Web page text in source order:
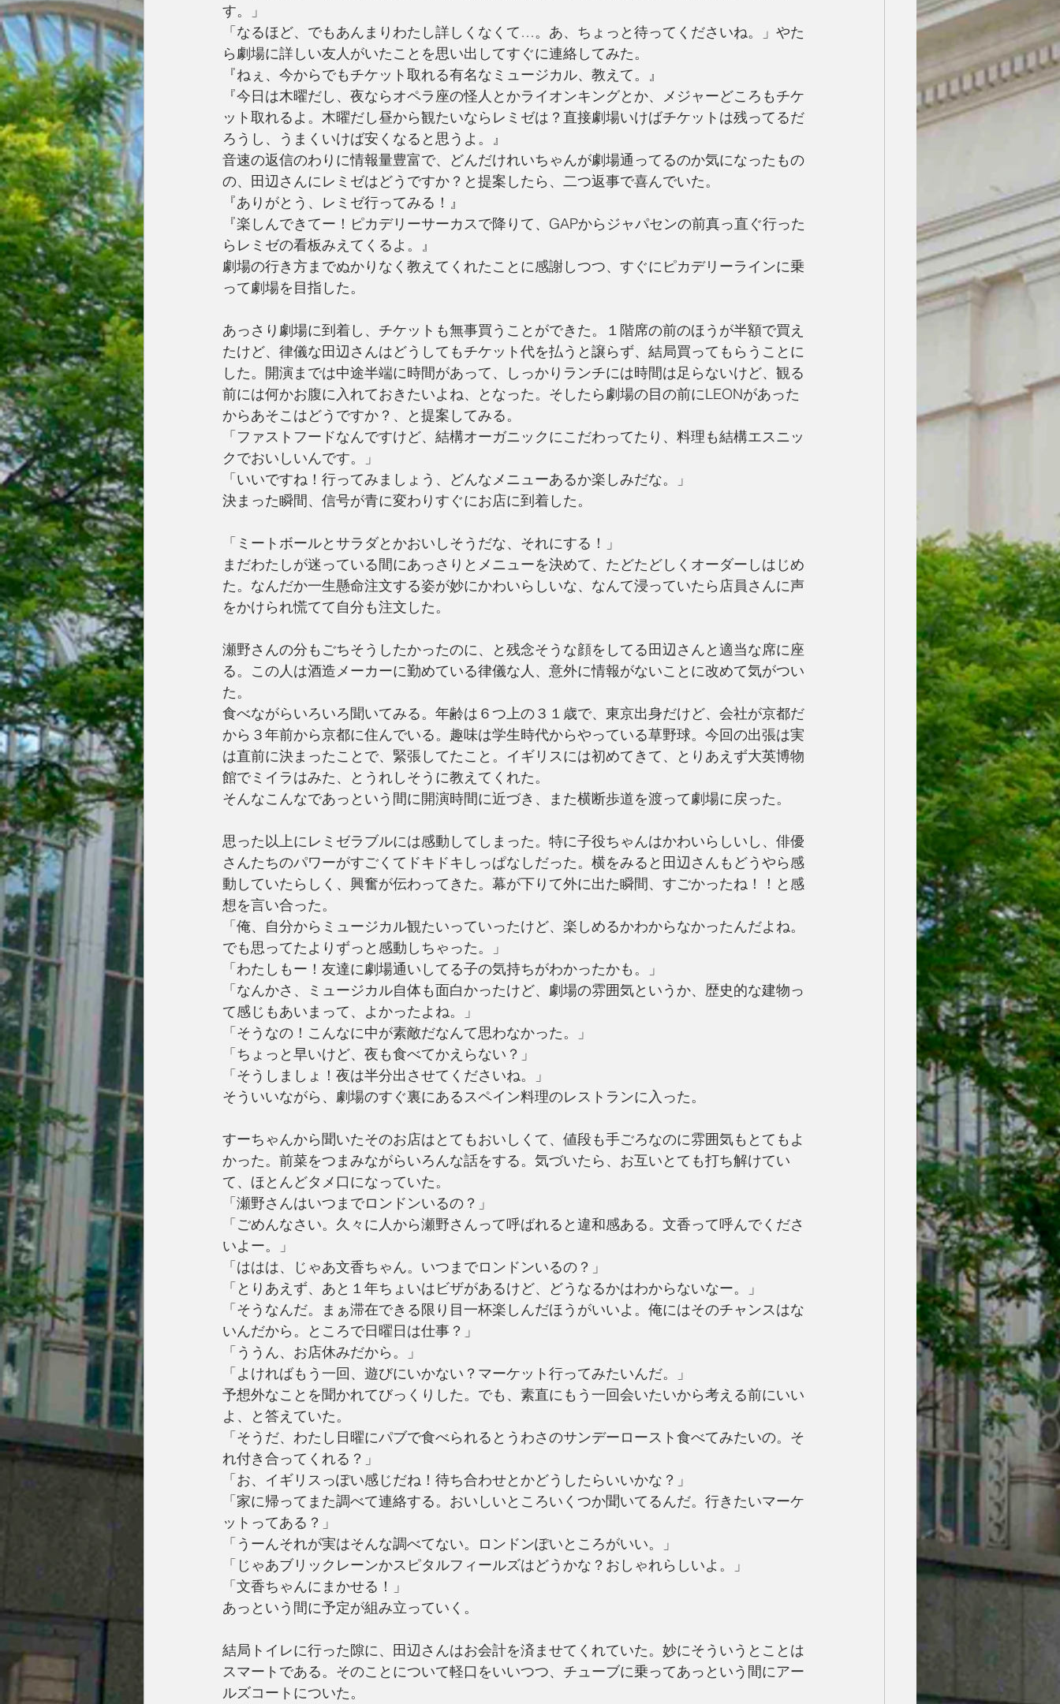
す。」
「なるほど、でもあんまりわたし詳しくなくて…。あ、ちょっと待ってくださいね。」やた
ら劇場に詳しい友人がいたことを思い出してすぐに連絡してみた。
『ねぇ、今からでもチケット取れる有名なミュージカル、教えて。』
『今日は木曜だし、夜ならオペラ座の怪人とかライオンキングとか、メジャーどころもチケ
ット取れるよ。木曜だし昼から観たいならレミゼは？直接劇場いけばチケットは残ってるだ
ろうし、うまくいけば安くなると思うよ。』
音速の返信のわりに情報量豊富で、どんだけれいちゃんが劇場通ってるのか気になったもの
の、田辺さんにレミゼはどうですか？と提案したら、二つ返事で喜んでいた。
『ありがとう、レミゼ行ってみる！』
『楽しんできてー！ピカデリーサーカスで降りて、GAPからジャパセンの前真っ直ぐ行った
らレミゼの看板みえてくるよ。』
劇場の行き方までぬかりなく教えてくれたことに感謝しつつ、すぐにピカデリーラインに乗
って劇場を目指した。
あっさり劇場に到着し、チケットも無事買うことができた。１階席の前のほうが半額で買え
たけど、律儀な田辺さんはどうしてもチケット代を払うと譲らず、結局買ってもらうことに
した。開演までは中途半端に時間があって、しっかりランチには時間は足らないけど、観る
前には何かお腹に入れておきたいよね、となった。そしたら劇場の目の前にLEONがあった
からあそこはどうですか？、と提案してみる。
「ファストフードなんですけど、結構オーガニックにこだわってたり、料理も結構エスニッ
クでおいしいんです。」
「いいですね！行ってみましょう、どんなメニューあるか楽しみだな。」
決まった瞬間、信号が青に変わりすぐにお店に到着した。
「ミートボールとサラダとかおいしそうだな、それにする！」
まだわたしが迷っている間にあっさりとメニューを決めて、たどたどしくオーダーしはじめ
た。なんだか一生懸命注文する姿が妙にかわいらしいな、なんて浸っていたら店員さんに声
をかけられ慌てて自分も注文した。
瀬野さんの分もごちそうしたかったのに、と残念そうな顔をしてる田辺さんと適当な席に座
る。この人は酒造メーカーに勤めている律儀な人、意外に情報がないことに改めて気がつい
た。
食べながらいろいろ聞いてみる。年齢は６つ上の３１歳で、東京出身だけど、会社が京都だ
から３年前から京都に住んでいる。趣味は学生時代からやっている草野球。今回の出張は実
は直前に決まったことで、緊張してたこと。イギリスには初めてきて、とりあえず大英博物
館でミイラはみた、とうれしそうに教えてくれた。
そんなこんなであっという間に開演時間に近づき、また横断歩道を渡って劇場に戻った。
思った以上にレミゼラブルには感動してしまった。特に子役ちゃんはかわいらしいし、俳優
さんたちのパワーがすごくてドキドキしっぱなしだった。横をみると田辺さんもどうやら感
動していたらしく、興奮が伝わってきた。幕が下りて外に出た瞬間、すごかったね！！と感
想を言い合った。
「俺、自分からミュージカル観たいっていったけど、楽しめるかわからなかったんだよね。
でも思ってたよりずっと感動しちゃった。」
「わたしもー！友達に劇場通いしてる子の気持ちがわかったかも。」
「なんかさ、ミュージカル自体も面白かったけど、劇場の雰囲気というか、歴史的な建物っ
て感じもあいまって、よかったよね。」
「そうなの！こんなに中が素敵だなんて思わなかった。」
「ちょっと早いけど、夜も食べてかえらない？」
「そうしましょ！夜は半分出させてくださいね。」
そういいながら、劇場のすぐ裏にあるスペイン料理のレストランに入った。
すーちゃんから聞いたそのお店はとてもおいしくて、値段も手ごろなのに雰囲気もとてもよ
かった。前菜をつまみながらいろんな話をする。気づいたら、お互いとても打ち解けてい
て、ほとんどタメ口になっていた。
「瀬野さんはいつまでロンドンいるの？」
「ごめんなさい。久々に人から瀬野さんって呼ばれると違和感ある。文香って呼んでくださ
いよー。」
「ははは、じゃあ文香ちゃん。いつまでロンドンいるの？」
「とりあえず、あと１年ちょいはビザがあるけど、どうなるかはわからないなー。」
「そうなんだ。まぁ滞在できる限り目一杯楽しんだほうがいいよ。俺にはそのチャンスはな
いんだから。ところで日曜日は仕事？」
「ううん、お店休みだから。」
「よければもう一回、遊びにいかない？マーケット行ってみたいんだ。」
予想外なことを聞かれてびっくりした。でも、素直にもう一回会いたいから考える前にいい
よ、と答えていた。
「そうだ、わたし日曜にパブで食べられるとうわさのサンデーロースト食べてみたいの。そ
れ付き合ってくれる？」
「お、イギリスっぽい感じだね！待ち合わせとかどうしたらいいかな？」
「家に帰ってまた調べて連絡する。おいしいところいくつか聞いてるんだ。行きたいマーケ
ットってある？」
「うーんそれが実はそんな調べてない。ロンドンぽいところがいい。」
「じゃあブリックレーンかスピタルフィールズはどうかな？おしゃれらしいよ。」
「文香ちゃんにまかせる！」
あっという間に予定が組み立っていく。
結局トイレに行った隙に、田辺さんはお会計を済ませてくれていた。妙にそういうとことは
スマートである。そのことについて軽口をいいつつ、チューブに乗ってあっという間にアー
ルズコートについた。